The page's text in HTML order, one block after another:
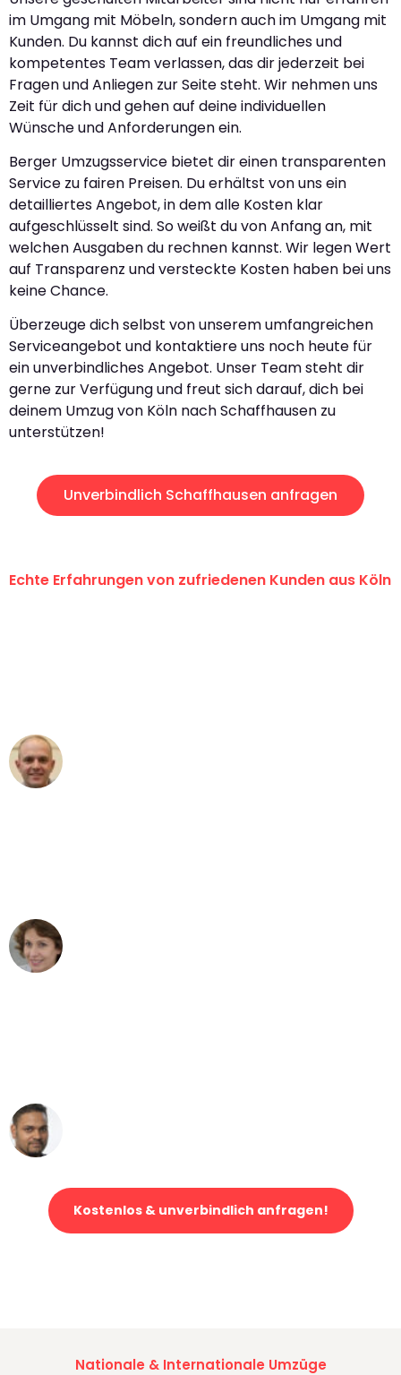
im Umgang mit Möbeln, sondern auch im Umgang mit
Kunden. Du kannst dich auf ein freundliches und
kompetentes Team verlassen, das dir jederzeit bei
Fragen und Anliegen zur Seite steht. Wir nehmen uns
Zeit für dich und gehen auf deine individuellen
Wünsche und Anforderungen ein.
Berger Umzugsservice bietet dir einen transparenten
Service zu fairen Preisen. Du erhältst von uns ein
detailliertes Angebot, in dem alle Kosten klar
aufgeschlüsselt sind. So weißt du von Anfang an, mit
welchen Ausgaben du rechnen kannst. Wir legen Wert
auf Transparenz und versteckte Kosten haben bei uns
keine Chance.
Überzeuge dich selbst von unserem umfangreichen
Serviceangebot und kontaktiere uns noch heute für
ein unverbindliches Angebot. Unser Team steht dir
gerne zur Verfügung und freut sich darauf, dich bei
deinem Umzug von Köln nach Schaffhausen zu
unterstützen!
Unverbindlich Schaffhausen anfragen
Echte Erfahrungen von zufriedenen Kunden aus Köln
Kostenlos & unverbindlich anfragen!
Nationale & Internationale Umzüge